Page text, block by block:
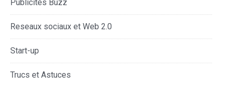
Publicités Buzz
Reseaux sociaux et Web 2.0
Start-up
Trucs et Astuces